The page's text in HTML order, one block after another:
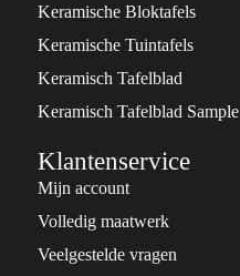
Keramische Bloktafels
Keramische Tuintafels
Keramisch Tafelblad
Keramisch Tafelblad Sample
Klantenservice
Mijn account
Volledig maatwerk
Veelgestelde vragen